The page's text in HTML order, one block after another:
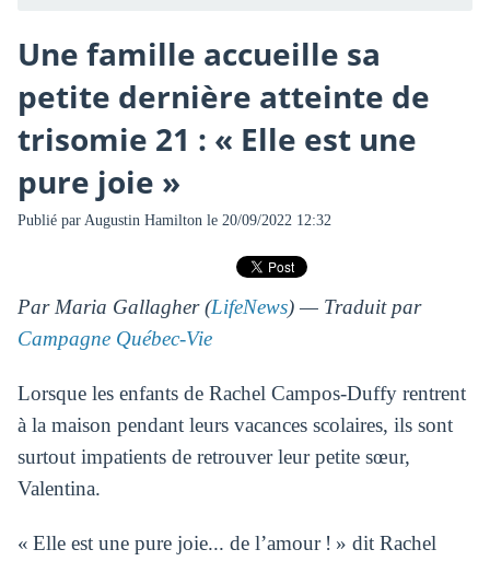
Une famille accueille sa
petite dernière atteinte de
trisomie 21 : « Elle est une
pure joie »
Publié par Augustin Hamilton le 20/09/2022 12:32
Par Maria Gallagher (LifeNews) — Traduit par
Campagne Québec-Vie
Lorsque les enfants de Rachel Campos-Duffy rentrent
à la maison pendant leurs vacances scolaires, ils sont
surtout impatients de retrouver leur petite sœur,
Valentina.
« Elle est une pure joie... de l’amour ! » dit Rachel